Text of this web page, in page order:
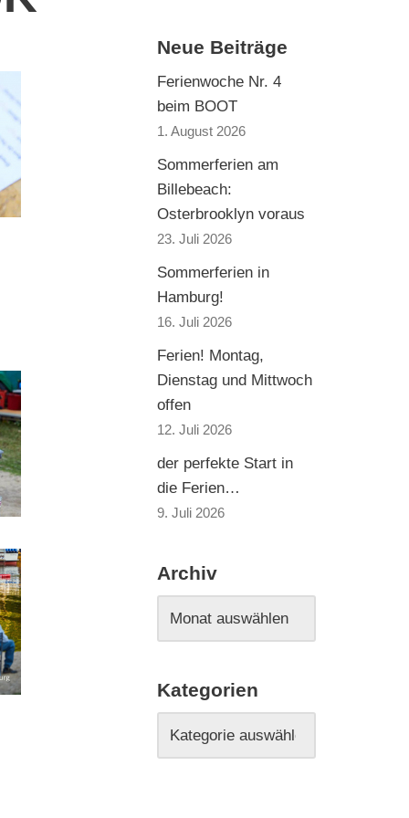
Neue Beiträge
Ferienwoche Nr. 4
beim BOOT
1. August 2026
Sommerferien am
Billebeach:
Osterbrooklyn voraus
23. Juli 2026
Sommerferien in
Hamburg!
16. Juli 2026
Ferien! Montag,
Dienstag und Mittwoch
offen
12. Juli 2026
der perfekte Start in
die Ferien…
9. Juli 2026
Archiv
Kategorien